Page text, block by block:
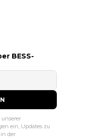
BESS-
ein, Updates zu
der